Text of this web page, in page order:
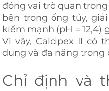
đóng vai trò quan
bên trong ống tủy,
kiềm mạnh (pH =
Vì vậy, Calcipex II có
dụng và đa năng trong
Chỉ định và